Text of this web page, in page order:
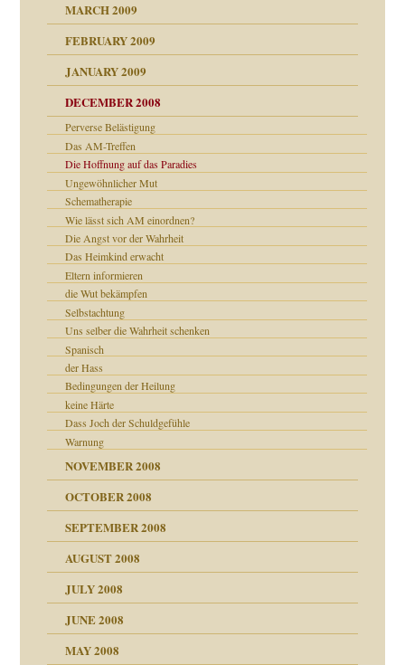
MARCH 2009
FEBRUARY 2009
JANUARY 2009
DECEMBER 2008
Perverse Belästigung
Das AM-Treffen
Die Hoffnung auf das Paradies
Ungewöhnlicher Mut
Schematherapie
Wie lässt sich AM einordnen?
Die Angst vor der Wahrheit
Das Heimkind erwacht
Eltern informieren
die Wut bekämpfen
Selbstachtung
Uns selber die Wahrheit schenken
Spanisch
der Hass
Bedingungen der Heilung
keine Härte
Dass Joch der Schuldgefühle
Warnung
NOVEMBER 2008
OCTOBER 2008
SEPTEMBER 2008
AUGUST 2008
JULY 2008
JUNE 2008
MAY 2008